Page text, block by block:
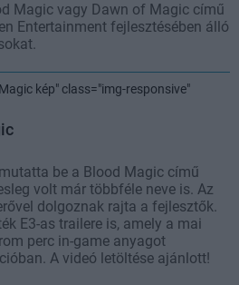
Magic vagy Dawn of Magic című
Entertainment fejlesztésében álló
kép" class="img-responsive"
be a Blood Magic című
volt már többféle neve is. Az
dolgoznak rajta a fejlesztők.
E3-as trailere is, amely a mai
perc in-game anyagot
A videó letöltése ajánlott!